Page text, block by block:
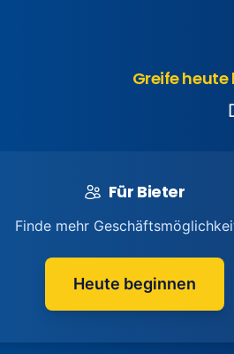
Greife
Für Bieter
Finde mehr
Heute beginnen